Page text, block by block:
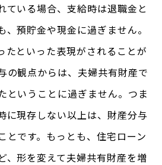
ている場合、支給時は退職金と
、預貯金や現金に過ぎません。
たといった表現がされることが
の観点からは、夫婦共有財産で
ということに過ぎません。つま
に現存しない以上は、財産分与
とです。もっとも、住宅ローン
、形を変えて夫婦共有財産を増